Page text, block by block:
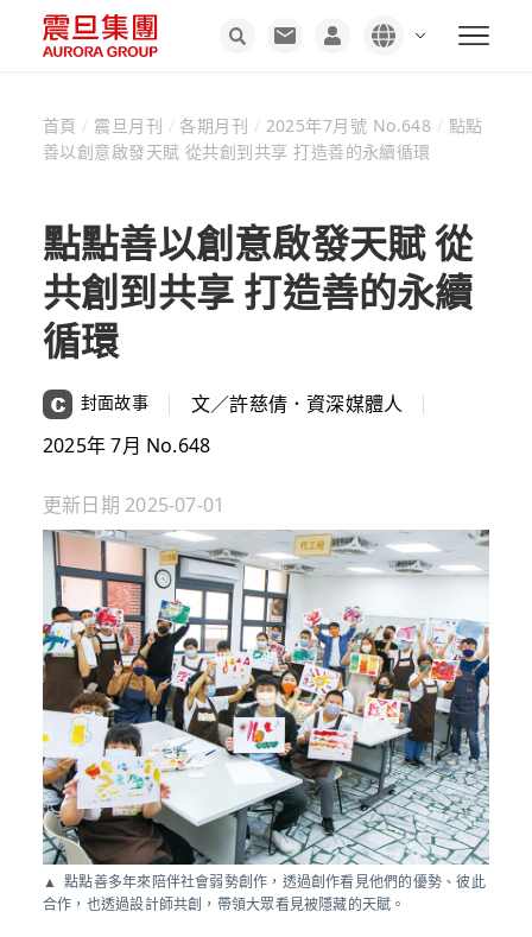
首頁 / 震旦月刊 /各期月刊 / 2025年7月號 No.648 / 點點
善以創意啟發天賦 從共創到共享 打造善的永續循環
點點善以創意啟發天賦 從
共創到共享 打造善的永續
循環
封面故事
文／許慈倩．資深媒體人
2025年 7月 No.648
更新日期 2025-07-01
點點善多年來陪伴社會弱勢創作，透過創作看見他們的優勢、彼此
合作，也透過設計師共創，帶領大眾看見被隱藏的天賦。